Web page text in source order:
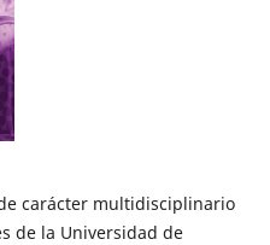
carácter multidisciplinario
de la Universidad de